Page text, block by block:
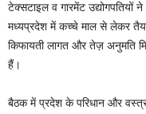
टेक्सटाइल व गारमेंट उद्योगपतियों
मध्यप्रदेश में कच्चे माल से लेकर
किफायती लागत और तेज़ अनुमति
हैं।
बैठक में प्रदेश के परिधान और